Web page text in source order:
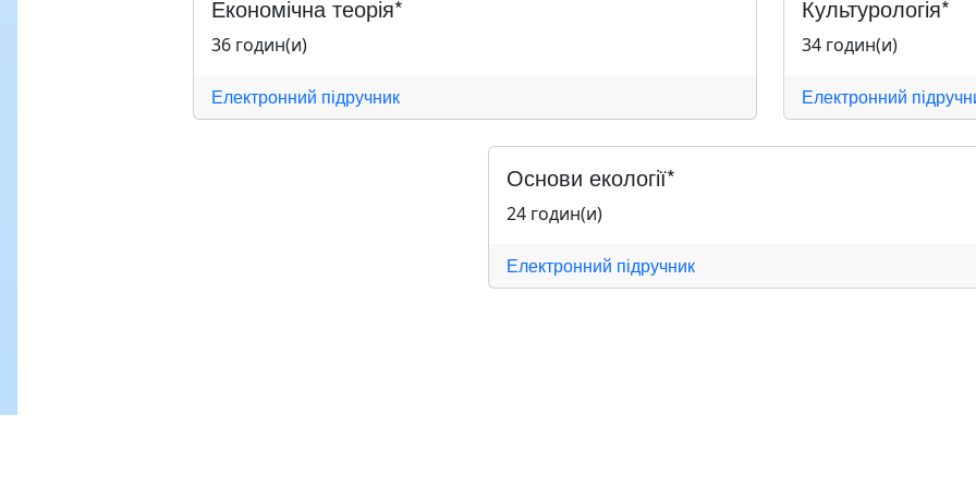
Економічна теорія*
36 годин(и)
Електронний підручник
Культурологія*
34 годин(и)
Електронний
Основи екології*
24 годин(и)
Електронний підручник